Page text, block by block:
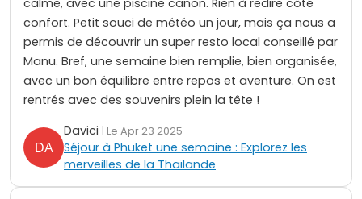
confort. Petit souci de météo un jour, mais ça nous a
permis de découvrir un super resto local conseillé par
Manu. Bref, une semaine bien remplie, bien organisée,
avec un bon équilibre entre repos et aventure. On est
rentrés avec des souvenirs plein la tête !
Davici | Le Apr 23 2025
Séjour à Phuket une semaine : Explorez les
merveilles de la Thaïlande